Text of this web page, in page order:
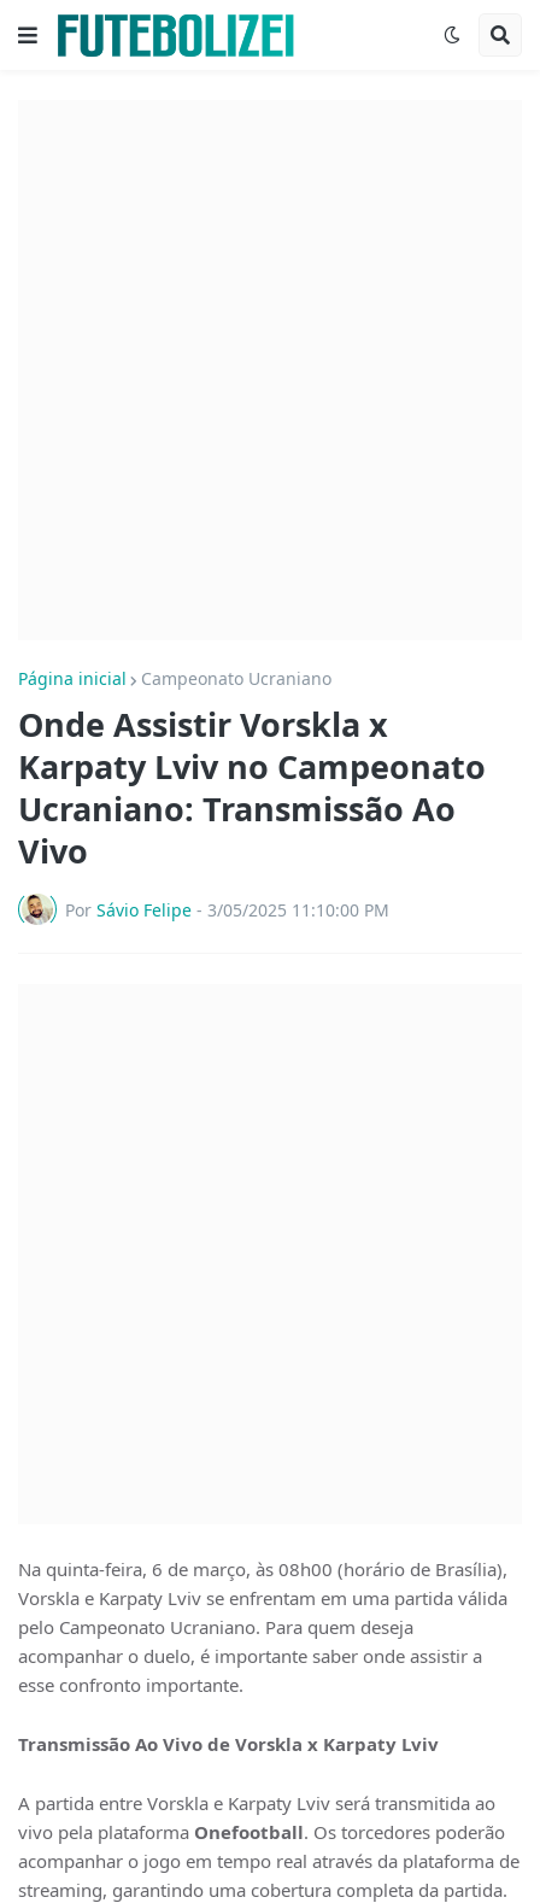
Página inicial Campeonato Ucraniano
Onde Assistir Vorskla x
Karpaty Lviv no Campeonato
Ucraniano: Transmissão Ao
Vivo
Por Sávio Felipe - 3/05/2025 11:10:00 PM
Na quinta-feira, 6 de março, às 08h00 (horário de Brasília),
Vorskla e Karpaty Lviv se enfrentam em uma partida válida
pelo Campeonato Ucraniano. Para quem deseja
acompanhar o duelo, é importante saber onde assistir a
esse confronto importante.
Transmissão Ao Vivo de Vorskla x Karpaty Lviv
A partida entre Vorskla e Karpaty Lviv será transmitida ao
vivo pela plataforma Onefootball. Os torcedores poderão
acompanhar o jogo em tempo real através da plataforma de
streaming, garantindo uma cobertura completa da partida.